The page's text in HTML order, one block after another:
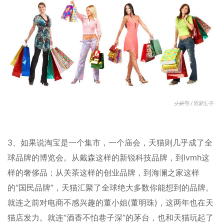
3、如果说淘宝是一个集市，一个庙会，天猫则几乎成了全
球品牌的博览会。从戴森这样的新锐科技品牌，到lvmh这
样的奢侈品；从关茶这样的创业品牌，到海澜之家这样
的“国民品牌”，天猫汇聚了全球绝大多数你能想到的品牌。
就连之前对电商不感兴趣的董小姐(董明珠)，这两年也在天
猫店发力。就连“酒香不怕巷子深”的茅台，也和天猫玩起了